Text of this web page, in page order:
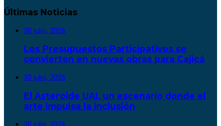
Últimas Noticias
30 julio, 2026
Los Presupuestos Participativos se
convierten en nuevas obras para Cajicá
30 julio, 2026
El Asteroide UAI, un escenario donde el
arte impulsa la inclusión
30 julio, 2026